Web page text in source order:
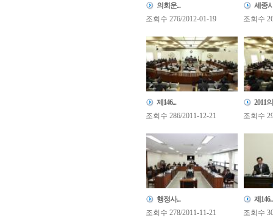
의회운...
조회수 276/2012-01-19
세종
조회수
제146...
조회수 286/2011-12-21
2011
조회수
행정사...
조회수 278/2011-11-21
제146...
조회수